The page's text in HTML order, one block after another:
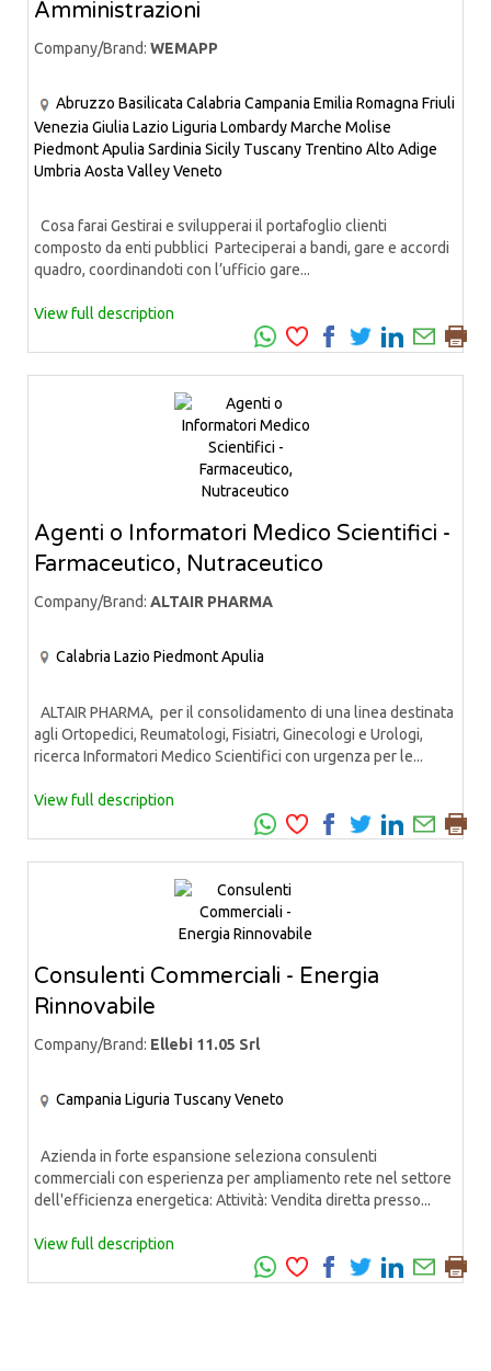
Amministrazioni
Company/Brand: WEMAPP
Abruzzo Basilicata Calabria Campania Emilia Romagna Friuli
Venezia Giulia Lazio Liguria LombardyMarche Molise
PiedmontApulia Sardinia Sicily Tuscany Trentino Alto Adige
Umbria Aosta ValleyVeneto
Cosa farai Gestirai e svilupperai il portafoglio clienti
composto da enti pubblici Parteciperai a bandi, gare e accordi
quadro, coordinandoti con l’ufficio gare...
View full description
Agenti o Informatori Medico Scientifici -
Farmaceutico, Nutraceutico
Company/Brand: ALTAIR PHARMA
Calabria Lazio PiedmontApulia
ALTAIR PHARMA, per il consolidamento di una linea destinata
agli Ortopedici, Reumatologi, Fisiatri, Ginecologi e Urologi,
ricerca Informatori Medico Scientifici con urgenza per le...
View full description
Consulenti Commerciali - Energia
Rinnovabile
Company/Brand: Ellebi 11.05 Srl
Campania Liguria TuscanyVeneto
Azienda in forte espansione seleziona consulenti
commerciali con esperienza per ampliamento rete nel settore
dell'efficienza energetica: Attività: Vendita diretta presso...
View full description